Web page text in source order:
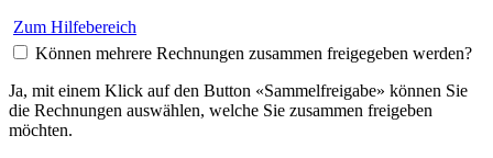
Zum Hilfebereich
Können mehrere Rechnungen zusammen freigegeben werden?
Ja, mit einem Klick auf den Button «Sammelfreigabe» können Sie
die Rechnungen auswählen, welche Sie zusammen freigeben
möchten.